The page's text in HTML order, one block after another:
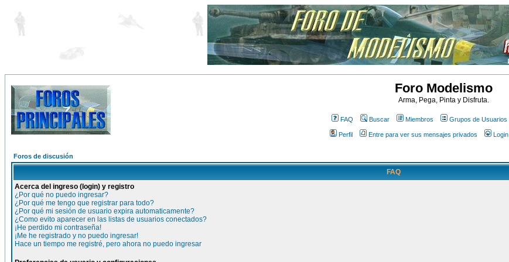
Foro Modelismo
Arma, Pega, Pinta y Disfruta.
FAQ Buscar Miembros Grupos de Usuarios
Perfil Entre para ver sus mensajes privados Login
Foros de discusión
FAQ
Acerca del ingreso (login) y registro
¿Por qué no puedo ingresar?
¿Por qué me tengo que registrar para todo?
¿Por qué mi sesión de usuario expira automaticamente?
¿Como evito aparecer en las listas de usuarios conectados?
¡He perdido mi contraseña!
¡Me he registrado y no puedo ingresar!
Hace un tiempo me registré, pero ahora no puedo ingresar